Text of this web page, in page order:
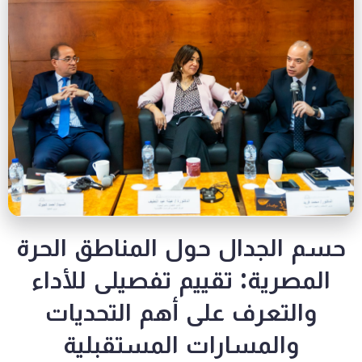
حول المناطق الحرة
تقييم تفصيلى للأداء
على أهم التحديات
المستقبلية